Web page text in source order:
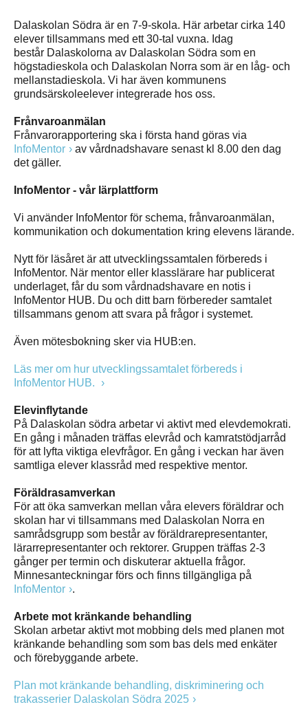
Dalaskolan Södra är en 7-9-skola. Här arbetar cirka 140
elever tillsammans med ett 30-tal vuxna. Idag
består Dalaskolorna av Dalaskolan Södra som en
högstadieskola och Dalaskolan Norra som är en låg- och
mellanstadieskola. Vi har även kommunens
grundsärskoleelever integrerade hos oss.
Frånvaroanmälan
Frånvarorapportering ska i första hand göras via
InfoMentor
av vårdnadshavare senast kl 8.00 den dag
det gäller.
InfoMentor - vår lärplattform
Vi använder InfoMentor för schema, frånvaroanmälan,
kommunikation och dokumentation kring elevens lärande.
Nytt för läsåret är att utvecklingssamtalen förbereds i
InfoMentor. När mentor eller klasslärare har publicerat
underlaget, får du som vårdnadshavare en notis i
InfoMentor HUB. Du och ditt barn förbereder samtalet
tillsammans genom att svara på frågor i systemet.
Även mötesbokning sker via HUB:en.
Läs mer om hur utvecklingssamtalet förbereds i
InfoMentor HUB.
Elevinflytande
På Dalaskolan södra arbetar vi aktivt med elevdemokrati.
En gång i månaden träffas elevråd och kamratstödjarråd
för att lyfta viktiga elevfrågor. En gång i veckan har även
samtliga elever klassråd med respektive mentor.
Föräldrasamverkan
För att öka samverkan mellan våra elevers föräldrar och
skolan har vi tillsammans med Dalaskolan Norra en
samrådsgrupp som består av föräldrarepresentanter,
lärarrepresentanter och rektorer. Gruppen träffas 2-3
gånger per termin och diskuterar aktuella frågor.
Minnesanteckningar förs och finns tillgängliga på
InfoMentor
.
Arbete mot kränkande behandling
Skolan arbetar aktivt mot mobbing dels med planen mot
kränkande behandling som som bas dels med enkäter
och förebyggande arbete.
Plan mot kränkande behandling, diskriminering och
trakasserier Dalaskolan Södra 2025